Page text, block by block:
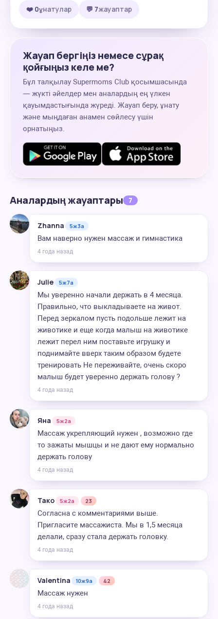
❤️ 0ұнатулар 💬 7жауаптар
Жауап бергіңіз немесе сұрақ
қойғыңыз келе ме?
Бұл талқылау Supermoms Club қосымшасында
— жүкті әйелдер мен аналардың ең үлкен
қауымдастығында жүреді. Жауап беру, ұнату
және мыңдаған анамен сөйлесу үшін
орнатыңыз.
Аналардың жауаптары 7
Zhanna 5ж3а
Вам наверно нужен массаж и гимнастика
4 года назад
Julie 5ж7а
Мы уверенно начали держать в 4 месяца.
Правильно, что выкладываете на живот.
Перед зеркалом пусть подольше лежит на
животике и еще когда малыш на животике
лежит перел ним поставьте игрушку и
поднимайте вверх таким образом будете
тренировать Не переживайте, очень скоро
малыш будет уверенно держать голову ?
4 года назад
Яна 5ж2а
Массаж укрепляющий нужен , возможно где
то зажаты мышцы и не дают ему нормально
держать голову
4 года назад
Тако 5ж2а 23
Согласна с комментариями выше.
Пригласите массажиста. Мы в 1,5 месяца
делали, сразу стала держать головку.
4 года назад
Valentina 10ж9а 42
Массаж нужен
4 года назад